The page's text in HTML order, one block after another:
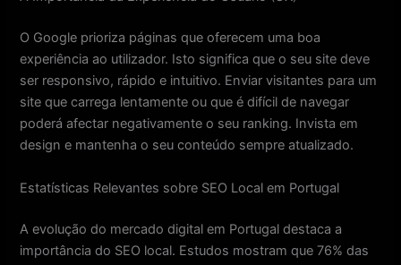
O Google prioriza páginas que oferecem uma boa
experiência ao utilizador. Isto significa que o seu site deve
ser responsivo, rápido e intuitivo. Enviar visitantes para um
site que carrega lentamente ou que é difícil de navegar
poderá afectar negativamente o seu ranking. Invista em
design e mantenha o seu conteúdo sempre atualizado.
Estatísticas Relevantes sobre SEO Local em Portugal
A evolução do mercado digital em Portugal destaca a
importância do SEO local. Estudos mostram que 76% das